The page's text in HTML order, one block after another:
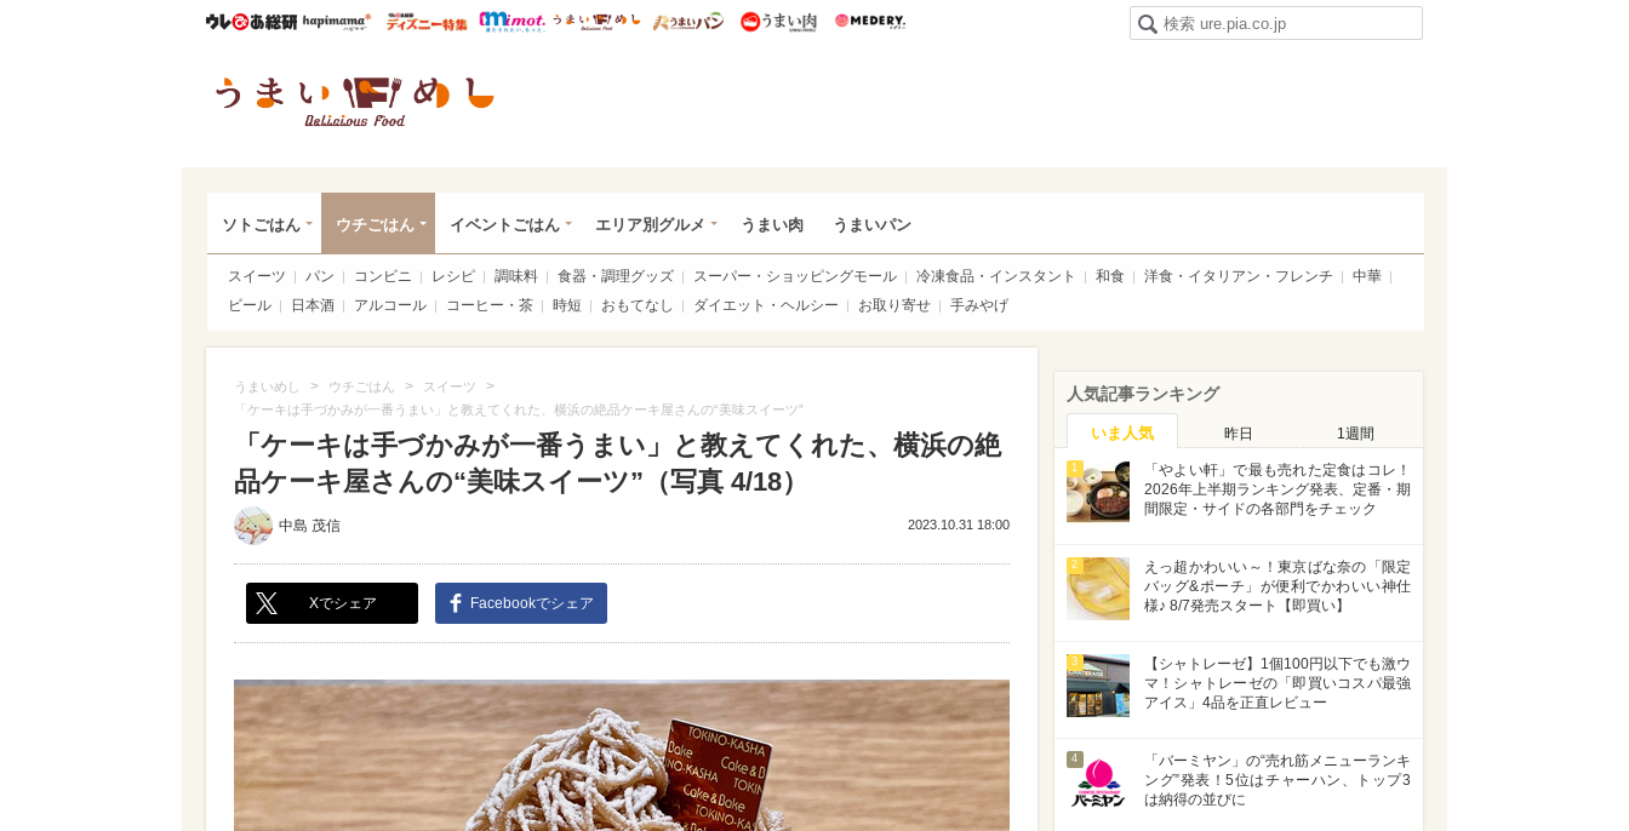
ウレぴあ総研ハピママ* ウレぴあ総研 ディズニー特集
mimot. うまいめし うまいパン うまい肉
ソトごはん ウチごはん イベントごはん エリア別グルメ うまい肉 うまいパン
スイーツ パン コンビニ レシピ 調味料 食器・調理グッズ スーパー・ショッピングモール 冷凍食品・インスタント 和食 洋食・イタリアン・フレンチ
中華
ビール
日本酒 アルコール コーヒー・茶 時短 おもてなし ダイエット・ヘルシー お取り寄せ 手みやげ
うまいめし > ウチごはん > スイーツ >
「ケーキは手づかみが一番うまい」と教えてくれた、横浜の絶品ケーキ屋さんの“美味スイーツ”
「ケーキは手づかみが一番うまい」と教えてくれた、横浜の絶
品ケーキ屋さんの“美味スイーツ”（写真 4/18）
中島 茂信 2023.10.31 18:00
Xでシェア Facebookでシェア
人気記事ランキング
いま人気 昨日 1週間
1
「やよい軒」で最も売れた定食はコレ！
2026年上半期ランキング発表、定番・期
間限定・サイドの各部門をチェック
2
えっ超かわいい～！東京ばな奈の「限定
バッグ&ポーチ」が便利でかわいい神仕
様♪ 8/7発売スタート【即買い】
3
【シャトレーゼ】1個100円以下でも激ウ
マ！シャトレーゼの「即買いコスパ最強
アイス」4品を正直レビュー
4
「バーミヤン」の“売れ筋メニューランキ
ング”発表！5位はチャーハン、トップ3
は納得の並びに